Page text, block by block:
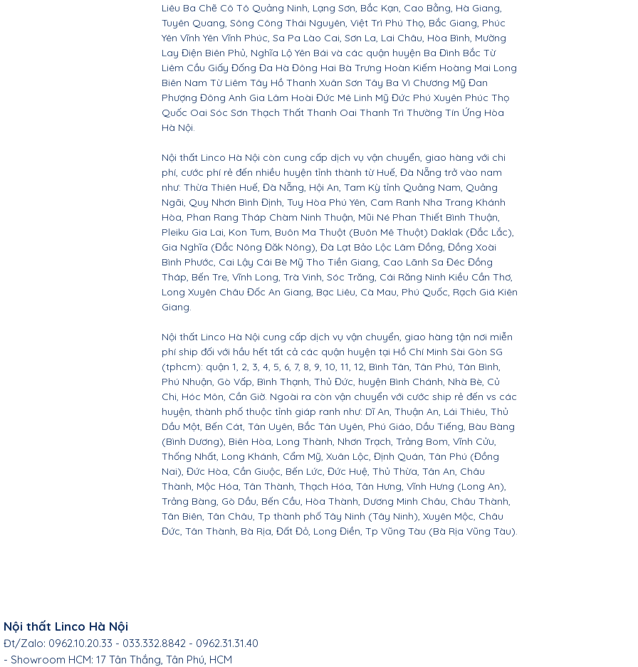
Liêu Ba Chẽ Cô Tô Quảng Ninh, Lạng Sơn, Bắc Kạn, Cao Bằng, Hà Giang,
Tuyên Quang, Sông Công Thái Nguyên, Việt Trì Phú Thọ, Bắc Giang, Phúc
Yên Vĩnh Yên Vĩnh Phúc, Sa Pa Lào Cai, Sơn La, Lai Châu, Hòa Bình, Mường
Lay Điện Biên Phủ, Nghĩa Lộ Yên Bái và các quận huyện Ba Đình Bắc Từ
Liêm Cầu Giấy Đống Đa Hà Đông Hai Bà Trưng Hoàn Kiếm Hoàng Mai Long
Biên Nam Từ Liêm Tây Hồ Thanh Xuân Sơn Tây Ba Vì Chương Mỹ Đan
Phượng Đông Anh Gia Lâm Hoài Đức Mê Linh Mỹ Đức Phú Xuyên Phúc Thọ
Quốc Oai Sóc Sơn Thạch Thất Thanh Oai Thanh Trì Thường Tín Ứng Hòa
Hà Nội.
Nội thất Linco Hà Nội còn cung cấp dịch vụ vận chuyển, giao hàng với chi
phí, cước phí rẻ đến nhiều huyện tỉnh thành từ Huế, Đà Nẵng trở vào nam
như: Thừa Thiên Huế, Đà Nẵng, Hội An, Tam Kỳ tỉnh Quảng Nam, Quảng
Ngãi, Quy Nhơn Bình Định, Tuy Hòa Phú Yên, Cam Ranh Nha Trang Khánh
Hòa, Phan Rang Tháp Chàm Ninh Thuận, Mũi Né Phan Thiết Bình Thuận,
Pleiku Gia Lai, Kon Tum, Buôn Ma Thuột (Buôn Mê Thuột) Daklak (Đắc Lắc),
Gia Nghĩa (Đắc Nông Đăk Nông), Đà Lạt Bảo Lộc Lâm Đồng, Đồng Xoài
Bình Phước, Cai Lậy Cái Bè Mỹ Tho Tiền Giang, Cao Lãnh Sa Đéc Đồng
Tháp, Bến Tre, Vĩnh Long, Trà Vinh, Sóc Trăng, Cái Răng Ninh Kiều Cần Thơ,
Long Xuyên Châu Đốc An Giang, Bạc Liêu, Cà Mau, Phú Quốc, Rạch Giá Kiên
Giang.
Nội thất Linco Hà Nội cung cấp dịch vụ vận chuyển, giao hàng tận nơi miễn
phí ship đối với hầu hết tất cả các quận huyện tại Hồ Chí Minh Sài Gòn SG
(tphcm): quận 1, 2, 3, 4, 5, 6, 7, 8, 9, 10, 11, 12, Bình Tân, Tân Phú, Tân Bình,
Phú Nhuận, Gò Vấp, Bình Thạnh, Thủ Đức, huyện Bình Chánh, Nhà Bè, Củ
Chi, Hóc Môn, Cần Giờ. Ngoài ra còn vận chuyển với cước ship rẻ đến vs các
huyện, thành phố thuộc tỉnh giáp ranh như: Dĩ An, Thuận An, Lái Thiêu, Thủ
Dầu Một, Bến Cát, Tân Uyên, Bắc Tân Uyên, Phú Giáo, Dầu Tiếng, Bàu Bàng
(Bình Dương), Biên Hòa, Long Thành, Nhơn Trạch, Trảng Bom, Vĩnh Cửu,
Thống Nhất, Long Khánh, Cẩm Mỹ, Xuân Lộc, Định Quán, Tân Phú (Đồng
Nai), Đức Hòa, Cần Giuộc, Bến Lức, Đức Huệ, Thủ Thừa, Tân An, Châu
Thành, Mộc Hóa, Tân Thành, Thạch Hóa, Tân Hưng, Vĩnh Hưng (Long An),
Trảng Bàng, Gò Dầu, Bến Cầu, Hòa Thành, Dương Minh Châu, Châu Thành,
Tân Biên, Tân Châu, Tp thành phố Tây Ninh (Tây Ninh), Xuyên Mộc, Châu
Đức, Tân Thành, Bà Rịa, Đất Đỏ, Long Điền, Tp Vũng Tàu (Bà Rịa Vũng Tàu).
Nội thất Linco Hà Nội
Đt/Zalo: 0962.10.20.33 - 033.332.8842 - 0962.31.31.40
- Showroom HCM: 17 Tân Thắng, Tân Phú, HCM